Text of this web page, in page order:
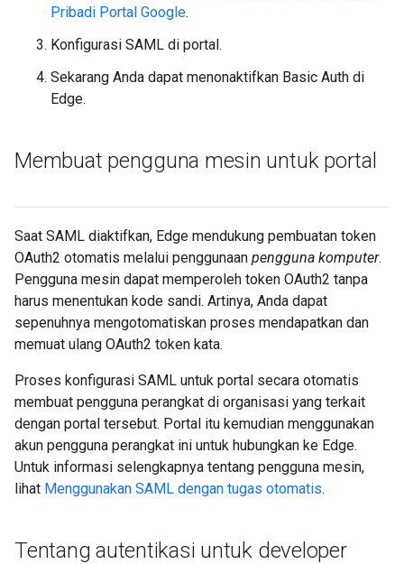
Pribadi Portal Google.
Konfigurasi SAML di portal.
Sekarang Anda dapat menonaktifkan Basic Auth di
Edge.
Membuat pengguna mesin untuk portal
Saat SAML diaktifkan, Edge mendukung pembuatan token
OAuth2 otomatis melalui penggunaan pengguna komputer.
Pengguna mesin dapat memperoleh token OAuth2 tanpa
harus menentukan kode sandi. Artinya, Anda dapat
sepenuhnya mengotomatiskan proses mendapatkan dan
memuat ulang OAuth2 token kata.
Proses konfigurasi SAML untuk portal secara otomatis
membuat pengguna perangkat di organisasi yang terkait
dengan portal tersebut. Portal itu kemudian menggunakan
akun pengguna perangkat ini untuk hubungkan ke Edge.
Untuk informasi selengkapnya tentang pengguna mesin,
lihat Menggunakan SAML dengan tugas otomatis.
Tentang autentikasi untuk developer